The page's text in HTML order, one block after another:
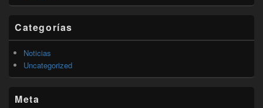
Categorías
Noticias
Uncategorized
Meta